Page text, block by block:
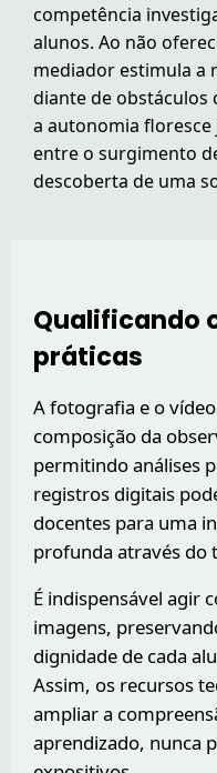
competência
alunos. Ao não
mediador estimula a
diante de obstáculos
a autonomia
entre o surgimento
descoberta de uma
Qualificando
práticas
A fotografia e o
composição da
permitindo análises
registros digitais
docentes para uma
profunda através do
É indispensável agir
imagens,
dignidade de cada
Assim, os recursos
ampliar a
aprendizado, nunca